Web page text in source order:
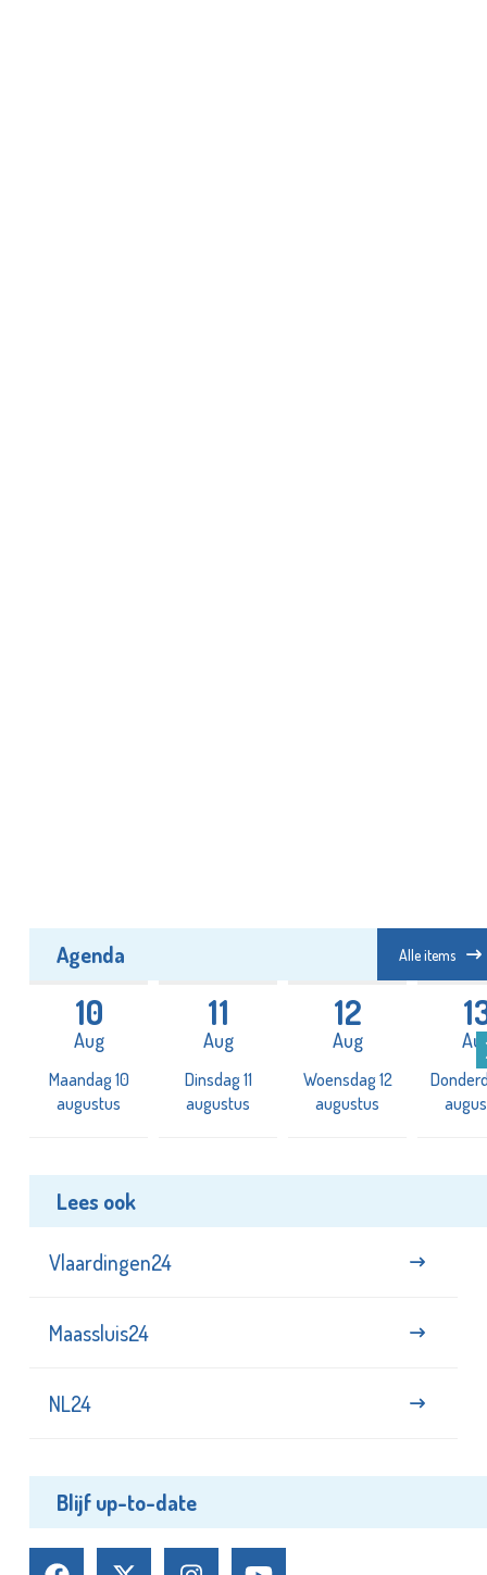
Agenda Alle items
10
Aug
Maandag 10
augustus
11
Aug
Dinsdag 11
augustus
12
Aug
Woensdag 12
augustus
Lees ook
Vlaardingen24
Maassluis24
NL24
Blijf up-to-date